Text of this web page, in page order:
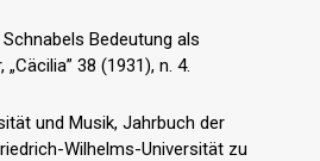
Schnabels Bedeutung als
38 (1931), n. 4.
und Musik, Jahrbuch der
Wilhelms-Universität zu